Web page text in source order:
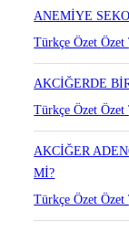
Türkçe ÖzetÖzet
ANEMİYE
Türkçe ÖzetÖzet
AKCİĞERDE
Türkçe ÖzetÖzet
AKCİĞER
Mİ?